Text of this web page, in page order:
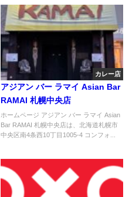
カレー店
アジアン バー ラマイ Asian Bar
RAMAI 札幌中央店
ホームページ アジアン バー ラマイ Asian
Bar RAMAI 札幌中央店は、北海道札幌市
中央区南4条西10丁目1005-4 コンフォ...